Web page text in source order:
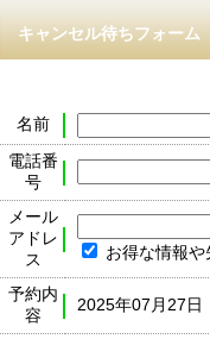
キャンセル待ちフォーム
名前
電話番
号
メール
アドレ
ス
お得な情報や
予約内
容
2025年07月27